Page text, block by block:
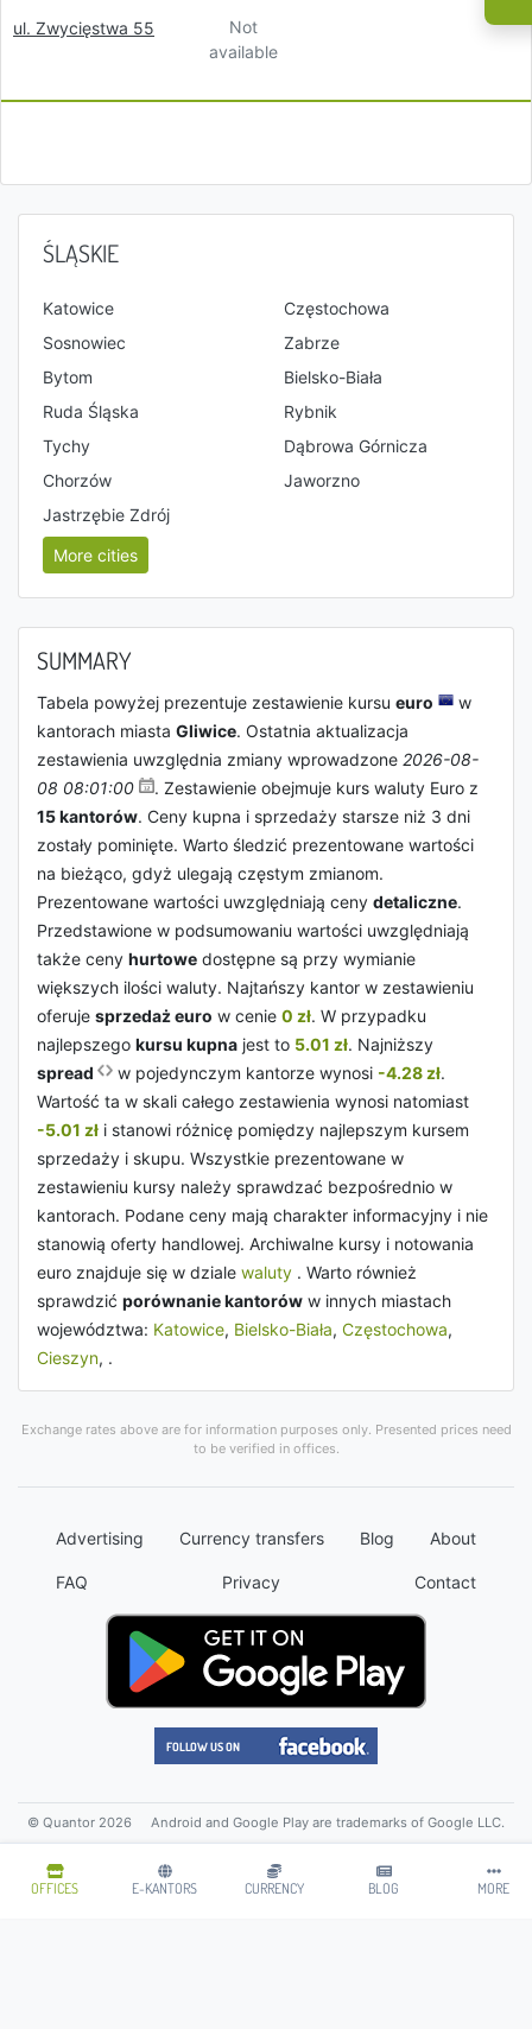
OFFICES E-KANTORS CURRENCY BLOG MORE
ul. Zwycięstwa 55
Not
available
ŚLĄSKIE
Katowice
Częstochowa
Sosnowiec
Zabrze
Bytom
Bielsko-Biała
Ruda Śląska
Rybnik
Tychy
Dąbrowa Górnicza
Chorzów
Jaworzno
Jastrzębie Zdrój
More cities
SUMMARY
Tabela powyżej prezentuje zestawienie kursu euro
w
kantorach miasta Gliwice. Ostatnia aktualizacja
zestawienia uwzględnia zmiany wprowadzone 2026-08-
08 08:01:00
. Zestawienie obejmuje kurs waluty Euro z
15 kantorów. Ceny kupna i sprzedaży starsze niż 3 dni
zostały pominięte. Warto śledzić prezentowane wartości
na bieżąco, gdyż ulegają częstym zmianom.
Prezentowane wartości uwzględniają ceny detaliczne.
Przedstawione w podsumowaniu wartości uwzględniają
także ceny hurtowe dostępne są przy wymianie
większych ilości waluty. Najtańszy kantor w zestawieniu
oferuje sprzedaż euro w cenie 0 zł. W przypadku
najlepszego kursu kupna jest to 5.01 zł. Najniższy
spread
w pojedynczym kantorze wynosi -4.28 zł.
Wartość ta w skali całego zestawienia wynosi natomiast
-5.01 zł i stanowi różnicę pomiędzy najlepszym kursem
sprzedaży i skupu. Wszystkie prezentowane w
zestawieniu kursy należy sprawdzać bezpośrednio w
kantorach. Podane ceny mają charakter informacyjny i nie
stanowią oferty handlowej. Archiwalne kursy i notowania
euro znajduje się w dziale waluty . Warto również
sprawdzić porównanie kantorów w innych miastach
województwa: Katowice, Bielsko-Biała, Częstochowa,
Cieszyn, .
Exchange rates above are for information purposes only. Presented prices need
to be verified in offices.
Advertising Currency transfers Blog About
FAQ Privacy Contact
© Quantor 2026 Android and Google Play are trademarks of Google LLC.